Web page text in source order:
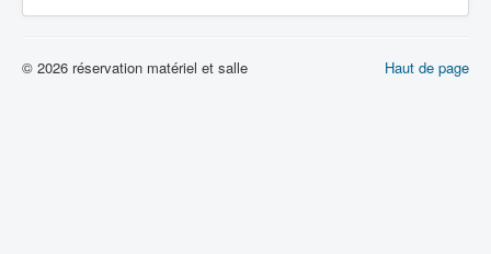
Haut de page
© 2026 réservation matériel et salle